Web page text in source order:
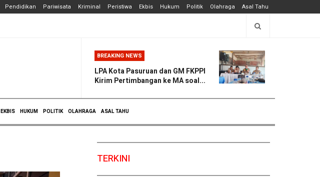
Pendidikan Pariwisata Kriminal Peristiwa Ekbis Hukum Politik Olahraga Asal Tahu
BREAKING NEWS
LPA Kota Pasuruan dan GM FKPPI
Kirim Pertimbangan ke MA soal...
EKBIS HUKUM POLITIK OLAHRAGA ASAL TAHU
TERKINI